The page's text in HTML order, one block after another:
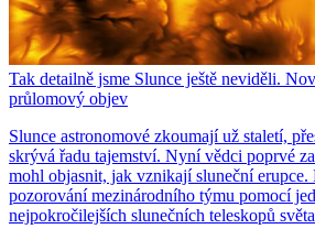
Tak detailně jsme Slunce ještě neviděli.
průlomový objev
Slunce astronomové zkoumají už staletí,
skrývá řadu tajemství. Nyní vědci poprvé
mohl objasnit, jak vznikají sluneční erupce.
pozorování mezinárodního týmu pomocí
nejpokročilejších slunečních teleskopů